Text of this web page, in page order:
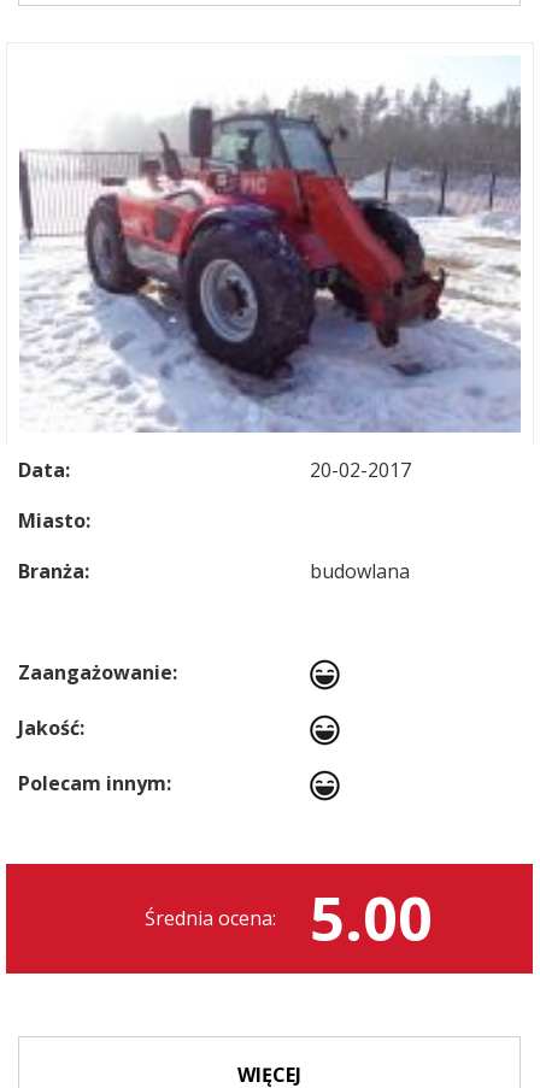
Data:
20-02-2017
Miasto:
Branża:
budowlana
Zaangażowanie:
Jakość:
Polecam innym:
Średnia ocena: 5.00
WIĘCEJ